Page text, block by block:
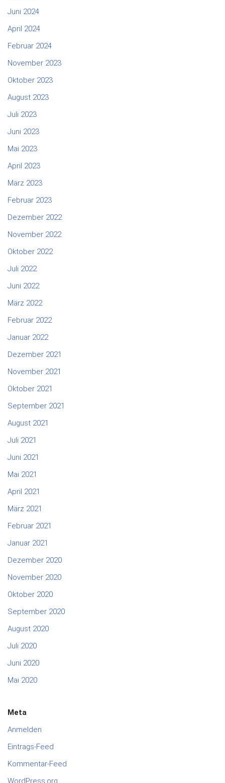
Juni 2024
April 2024
Februar 2024
November 2023
Oktober 2023
August 2023
Juli 2023
Juni 2023
Mai 2023
April 2023
März 2023
Februar 2023
Dezember 2022
November 2022
Oktober 2022
Juli 2022
Juni 2022
März 2022
Februar 2022
Januar 2022
Dezember 2021
November 2021
Oktober 2021
September 2021
August 2021
Juli 2021
Juni 2021
Mai 2021
April 2021
März 2021
Februar 2021
Januar 2021
Dezember 2020
November 2020
Oktober 2020
September 2020
August 2020
Juli 2020
Juni 2020
Mai 2020
Meta
Anmelden
Eintrags-Feed
Kommentar-Feed
WordPress.org